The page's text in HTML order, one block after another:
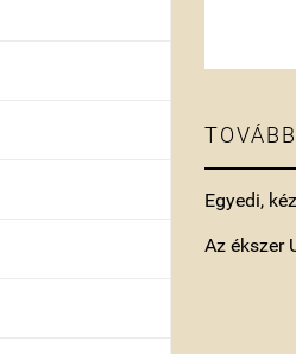
Egyedi,
Az ékszer